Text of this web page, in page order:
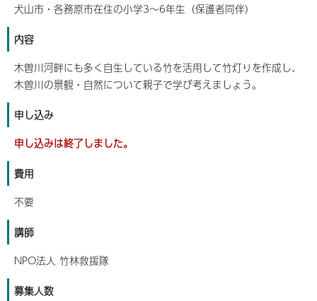
犬山市・各務原市在住の小学3～6年生（保護者同伴）
内容
木曽川河畔にも多く自生している竹を活用して竹灯りを作成し、
木曽川の景観・自然について親子で学び考えましょう。
申し込み
申し込みは終了しました。
費用
不要
講師
NPO法人 竹林救援隊
募集人数